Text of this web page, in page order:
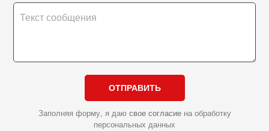
ОТПРАВИТЬ
Заполняя форму, я даю свое согласиена обработку
персональных данных